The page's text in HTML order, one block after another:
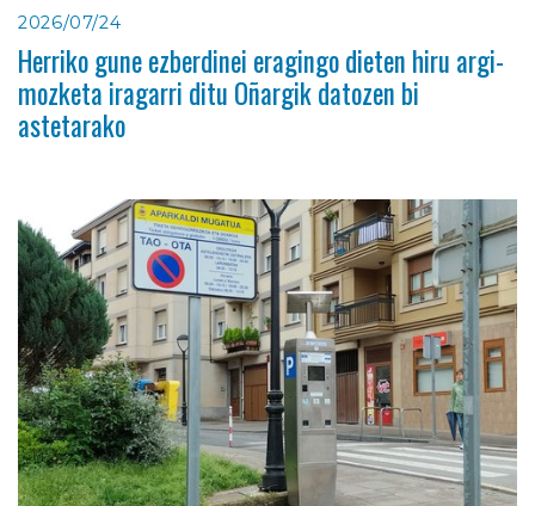
2026/07/24
Herriko gune ezberdinei eragingo dieten hiru argi-
mozketa iragarri ditu Oñargik datozen bi
astetarako